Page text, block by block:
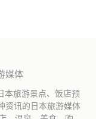
媒体
本旅游景点、饭店预
资讯的日本旅游媒体